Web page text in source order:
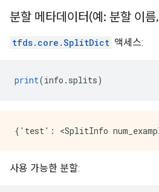
분할 메타데이터(예: 분할 이름,
tfds.core.SplitDict 액세스:
print(info . splits)
사용 가능한 분할: